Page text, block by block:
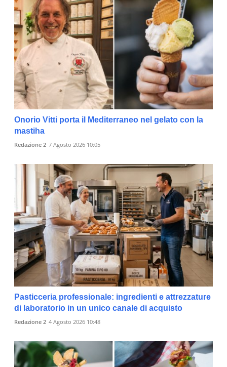
Onorio Vitti porta il Mediterraneo nel gelato con la
mastiha
Redazione 2 7 Agosto 2026 10:05
Pasticceria professionale: ingredienti e attrezzature
di laboratorio in un unico canale di acquisto
Redazione 2 4 Agosto 2026 10:48